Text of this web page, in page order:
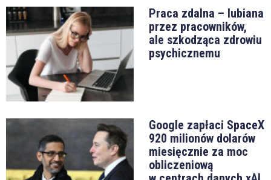
Praca zdalna – lubiana
przez pracowników,
ale szkodząca zdrowiu
psychicznemu
Google zapłaci SpaceX
920 milionów dolarów
miesięcznie za moc
obliczeniową